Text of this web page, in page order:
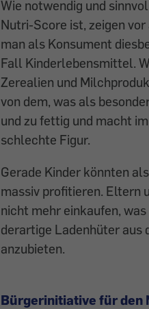
Wie notwendig und
Nutri-Score ist, zeigen
man als Konsument
Fall Kinderlebensmittel.
Zerealien und
von dem, was als
und zu fettig und macht
schlechte Figur.
Gerade Kinder könnten
massiv profitieren. Eltern
nicht mehr einkaufen,
derartige Ladenhüter aus
anzubieten.
Bürgerinitiative für den